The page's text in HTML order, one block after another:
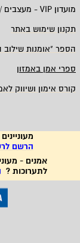
מועדון
מעצבים
תקנון שימוש באתר
הספר "אומנות שילוב
ספרי אמן באמזון
קורס אימון ושיווק
הרשם
אמנים -
לתערוכות ?